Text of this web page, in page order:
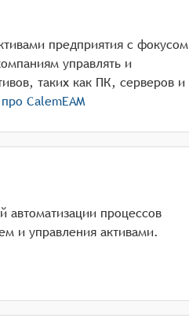
предприятия с фокусом
управлять и
таких как ПК, серверов и
CalemEAM
автоматизации процессов
и управления активами.